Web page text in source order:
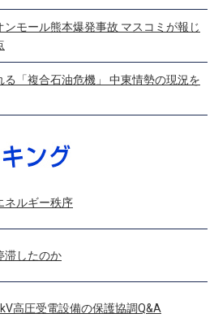
ンモール熊本爆発事故 マスコミが報じ
る「複合石油危機」 中東情勢の現況を
ネルギー秩序
滞したのか
高圧受電設備の保護協調Q&A